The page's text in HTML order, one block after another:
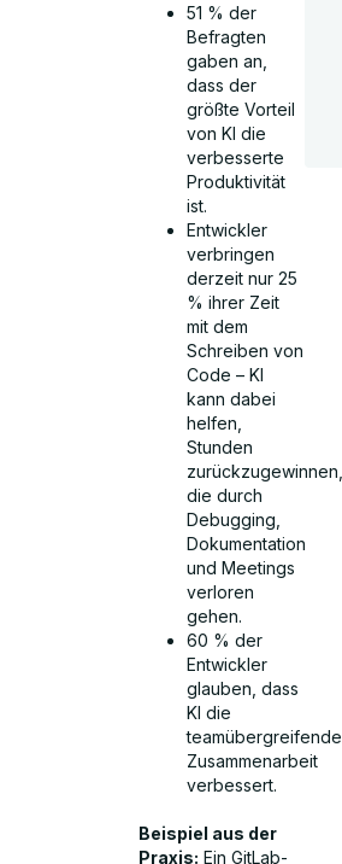
51 % der
Befragten
gaben an,
dass der
größte Vorteil
von KI die
verbesserte
Produktivität
ist.
Entwickler
verbringen
derzeit nur 25
% ihrer Zeit
mit dem
Schreiben von
Code – KI
kann dabei
helfen,
Stunden
zurückzugewinnen,
die durch
Debugging,
Dokumentation
und Meetings
verloren
gehen.
60 % der
Entwickler
glauben, dass
KI die
teamübergreifende
Zusammenarbeit
verbessert.
Beispiel aus der
Praxis: Ein GitLab-